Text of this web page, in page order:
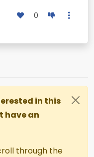
0
in this
have an
through the